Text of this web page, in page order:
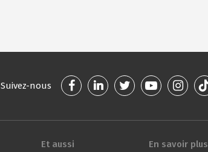
Suivez-nous
Et aussi En savoir plus